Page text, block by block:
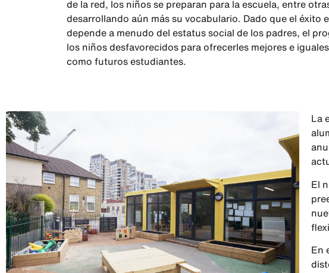
de la red, los niños se preparan para la escuela, entre
desarrollando aún más su vocabulario. Dado que el éxito
depende a menudo del estatus social de los padres, el
los niños desfavorecidos para ofrecerles mejores e
como futuros estudiantes.
La
El
En